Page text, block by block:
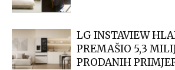
LG INSTAVIEW
PREMAŠIO 5,3
PRODANIH